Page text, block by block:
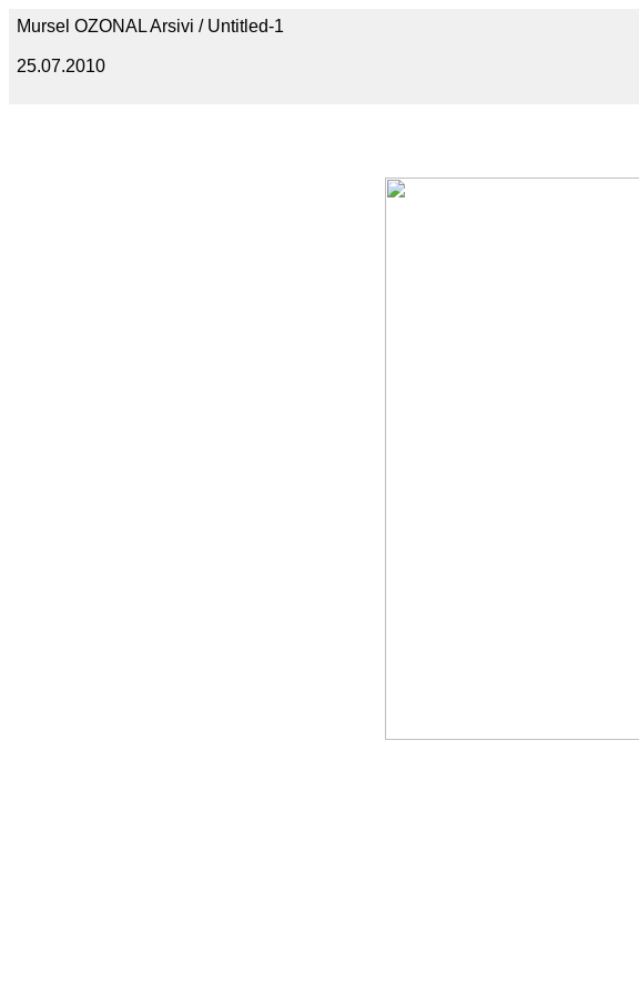
Mursel OZONAL Arsivi / Untitled-1
25.07.2010